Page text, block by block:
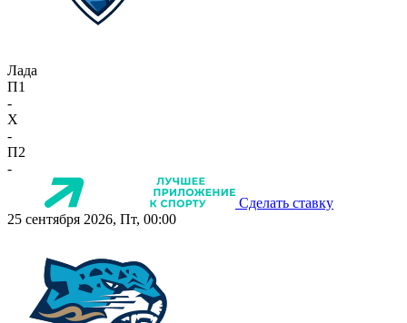
Лада
П1
-
X
-
П2
-
Сделать ставку
25 сентября 2026, Пт, 00:00